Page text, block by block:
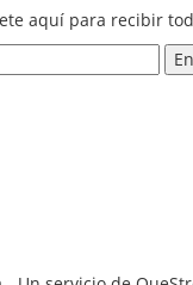
aquí para recibir